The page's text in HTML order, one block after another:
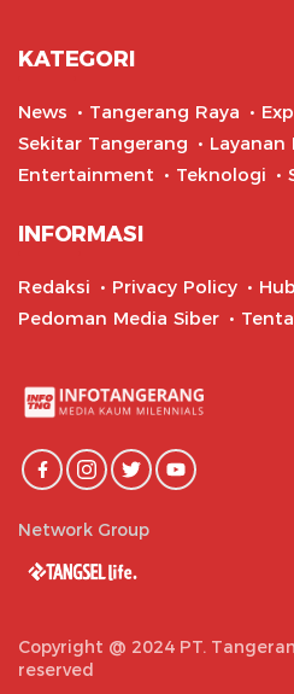
KATEGORI
News Tangerang Raya
Sekitar Tangerang
Layanan
Entertainment
Teknologi
INFORMASI
Redaksi Privacy Policy
Pedoman Media Siber
Network Group
Copyright @ 2024 PT.
reserved